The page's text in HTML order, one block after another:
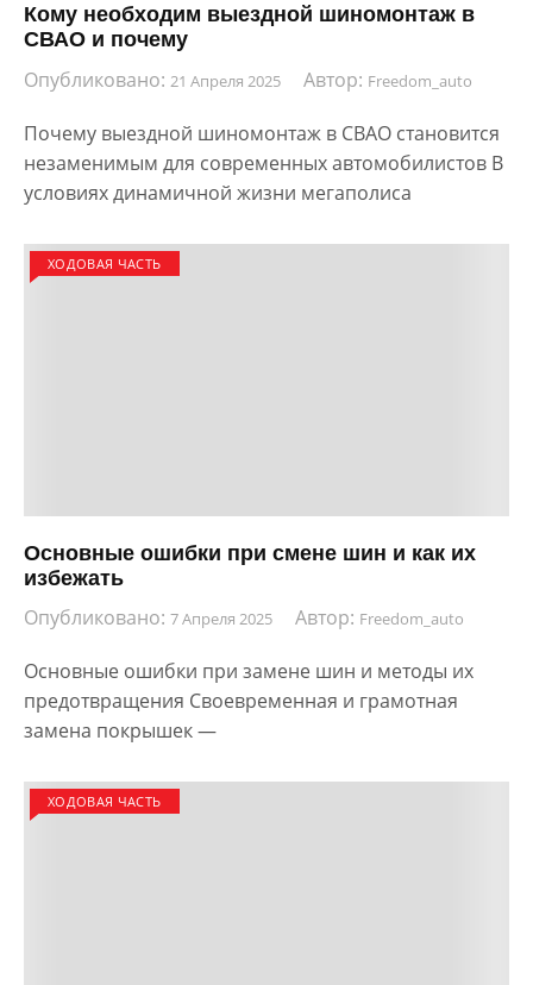
Кому необходим выездной шиномонтаж в
СВАО и почему
Опубликовано: 21 Апреля 2025 Автор: Freedom_auto
Почему выездной шиномонтаж в СВАО становится
незаменимым для современных автомобилистов В
условиях динамичной жизни мегаполиса
ХОДОВАЯ ЧАСТЬ
Основные ошибки при смене шин и как их
избежать
Опубликовано: 7 Апреля 2025 Автор: Freedom_auto
Основные ошибки при замене шин и методы их
предотвращения Своевременная и грамотная
замена покрышек —
ХОДОВАЯ ЧАСТЬ